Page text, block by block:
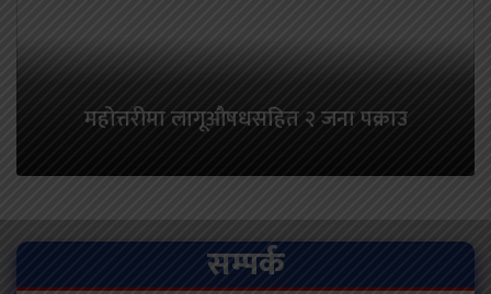
महोत्तरीमा लागूऔषधसहित २ जना पक्राउ
सम्पर्क